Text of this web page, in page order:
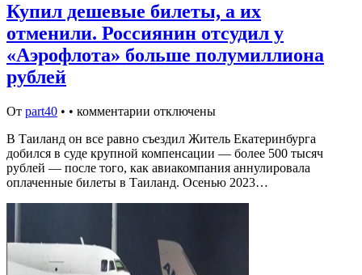
Купил дешевые билеты, а их
отменили. Россиянин отсудил у
«Аэрофлота» больше полумиллиона
рублей
От part40 • • комментарии отключены
В Таиланд он все равно съездил Житель Екатеринбурга
добился в суде крупной компенсации — более 500 тысяч
рублей — после того, как авиакомпания аннулировала
оплаченные билеты в Таиланд. Осенью 2023…